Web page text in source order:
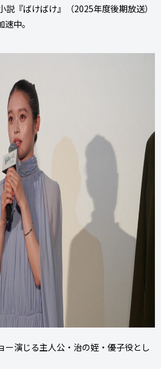
『ばけばけ』（2025年度後期放送）
中。
ー演じる主人公・治の姪・優子役とし